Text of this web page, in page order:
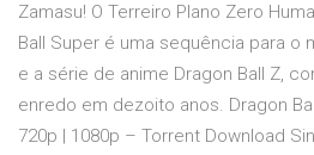
Zamasu! O Terreiro Plano Zero
Ball Super é uma sequência para o
e a série de anime Dragon Ball Z,
enredo em dezoito anos. Dragon
720p | 1080p – Torrent Download